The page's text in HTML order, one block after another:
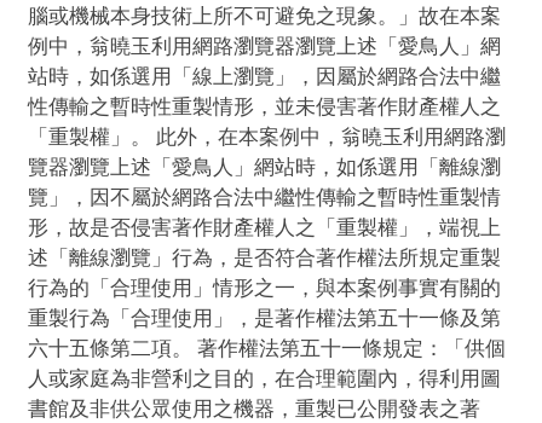
腦或機械本身技術上所不可避免之現象。」故在本案
例中，翁曉玉利用網路瀏覽器瀏覽上述「愛鳥人」網
站時，如係選用「線上瀏覽」，因屬於網路合法中繼
性傳輸之暫時性重製情形，並未侵害著作財產權人之
「重製權」。 此外，在本案例中，翁曉玉利用網路瀏
覽器瀏覽上述「愛鳥人」網站時，如係選用「離線瀏
覽」，因不屬於網路合法中繼性傳輸之暫時性重製情
形，故是否侵害著作財產權人之「重製權」，端視上
述「離線瀏覽」行為，是否符合著作權法所規定重製
行為的「合理使用」情形之一，與本案例事實有關的
重製行為「合理使用」，是著作權法第五十一條及第
六十五條第二項。 著作權法第五十一條規定：「供個
人或家庭為非營利之目的，在合理範圍內，得利用圖
書館及非供公眾使用之機器，重製已公開發表之著